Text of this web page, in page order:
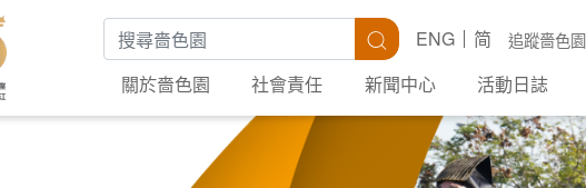
搜尋關鍵字 搜尋 追蹤嗇色園
ENG
简
關於嗇色園
社會責任 新聞中心 活動日誌